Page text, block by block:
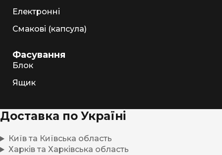
Електронні
Смакові (капсула)
Фасування
Блок
Ящик
Доставка по Україні
Київ та Київська область
Харків та Харківська область